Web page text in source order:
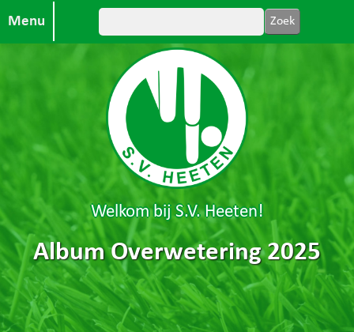
Menu
Welkom bij S.V. Heeten!
Album Overwetering 2025